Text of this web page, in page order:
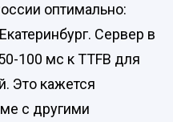
оптимально:
Сервер в
100 мс к TTFB для
Это кажется
с другими